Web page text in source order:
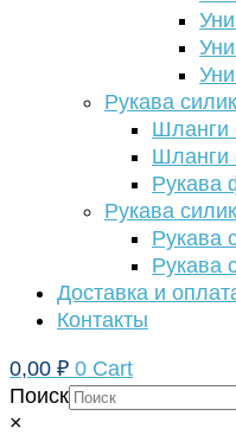
Рукава
Шланги
Шланги
Рукава
Рукава
Рукава
Рукава
Доставка и
Контакты
0,00 ₽ 0 Cart
Поиск
×